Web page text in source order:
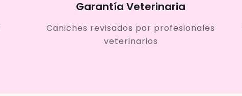
Garantía Veterinaria
Caniches revisados por profesionales
veterinarios